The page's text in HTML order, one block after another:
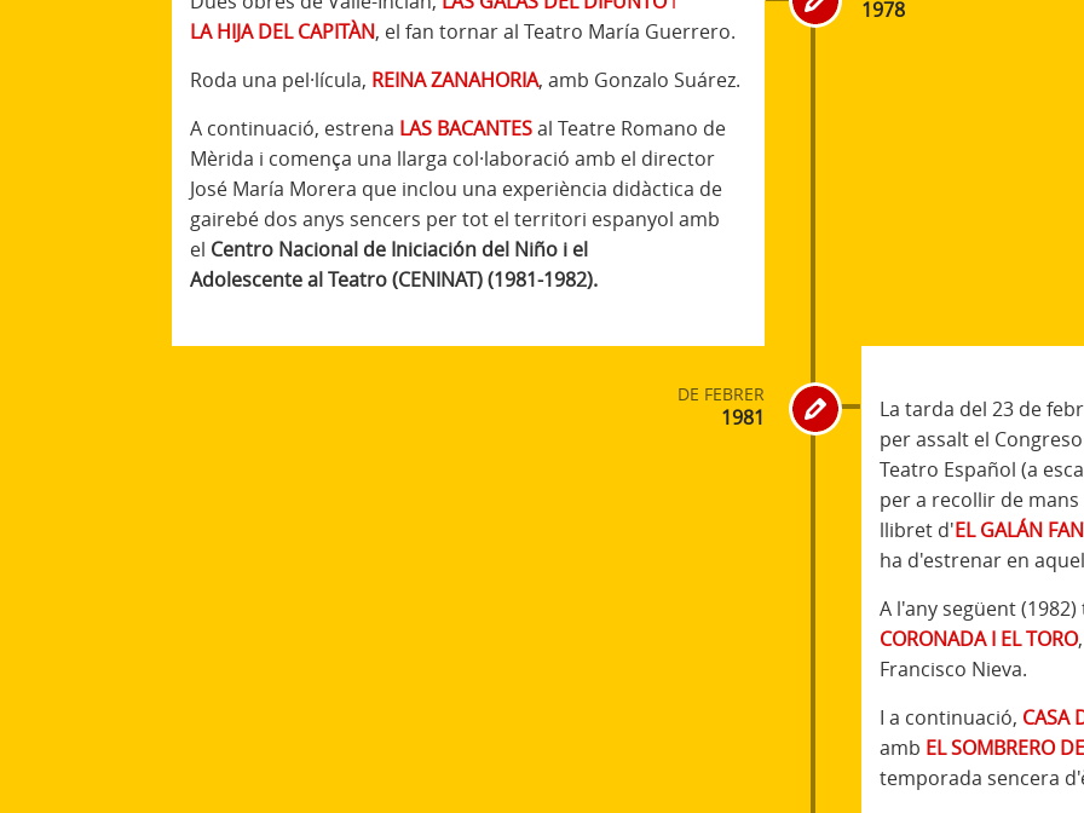
1978
LA HIJA DEL CAPITÀN, el fan tornar al Teatro María Guerrero.
Roda una pel·lícula, REINA ZANAHORIA, amb Gonzalo Suárez.
A continuació, estrena LAS BACANTESal Teatre Romano de
Mèrida i comença una llarga col·laboració amb el director
José María Morera que inclou una experiència didàctica de
gairebé dos anys sencers per tot el territori espanyol amb
el Centro Nacional de Iniciación del Niño i el
Adolescente al Teatro (CENINAT) (1981-1982).
DE FEBRER
1981
La tarda del 23 de
per assalt el
Teatro Español (a
per a recollir de mans
llibret d'EL GALÁN
ha d'estrenar en
A l'any següent
CORONADA I EL TORO
Francisco Nieva.
I a continuació, CASA
amb EL SOMBRERO
temporada sencera